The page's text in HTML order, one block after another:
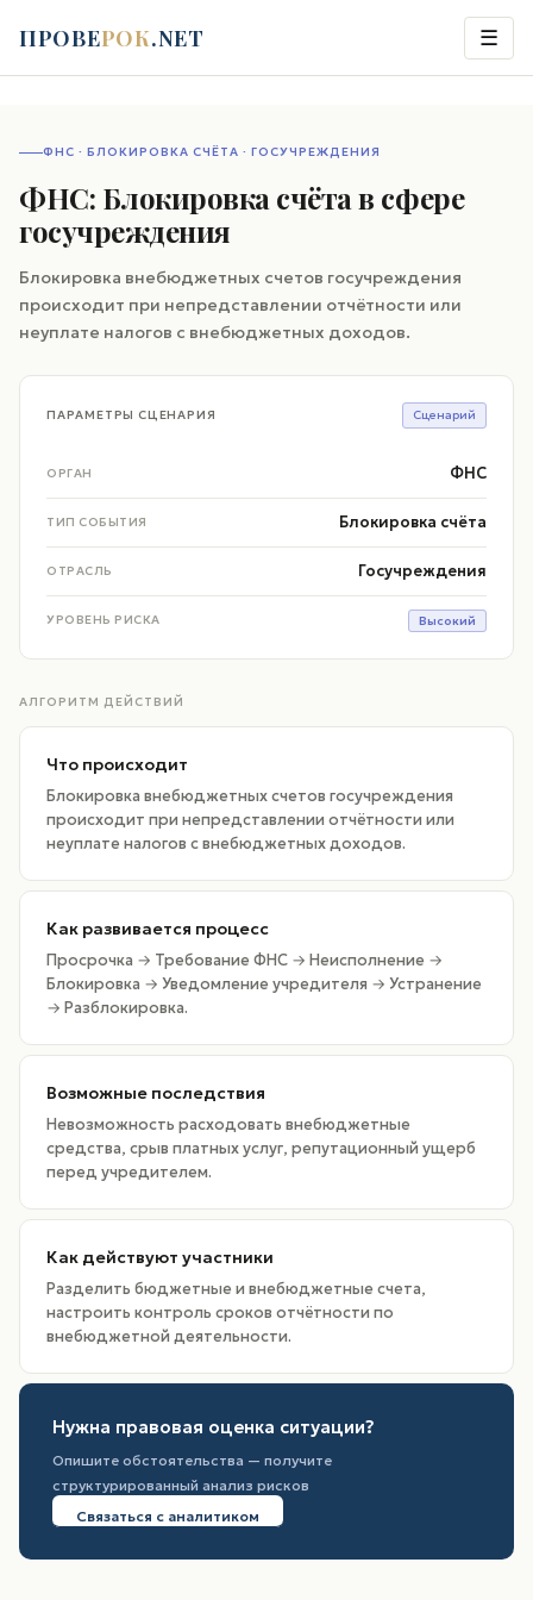
ПРОВЕРОК.NET ☰
ФНС · БЛОКИРОВКА СЧЁТА · ГОСУЧРЕЖДЕНИЯ
ФНС: Блокировка счёта в сфере
госучреждения
Блокировка внебюджетных счетов госучреждения
происходит при непредставлении отчётности или
неуплате налогов с внебюджетных доходов.
ПАРАМЕТРЫ СЦЕНАРИЯ Сценарий
ОРГАН ФНС
ТИП СОБЫТИЯ Блокировка счёта
ОТРАСЛЬ Госучреждения
УРОВЕНЬ РИСКА Высокий
АЛГОРИТМ ДЕЙСТВИЙ
Что происходит
Блокировка внебюджетных счетов госучреждения
происходит при непредставлении отчётности или
неуплате налогов с внебюджетных доходов.
Как развивается процесс
Просрочка → Требование ФНС → Неисполнение →
Блокировка → Уведомление учредителя → Устранение
→ Разблокировка.
Возможные последствия
Невозможность расходовать внебюджетные
средства, срыв платных услуг, репутационный ущерб
перед учредителем.
Как действуют участники
Разделить бюджетные и внебюджетные счета,
настроить контроль сроков отчётности по
внебюджетной деятельности.
Нужна правовая оценка ситуации?
Опишите обстоятельства — получите
структурированный анализ рисков
Связаться с аналитиком